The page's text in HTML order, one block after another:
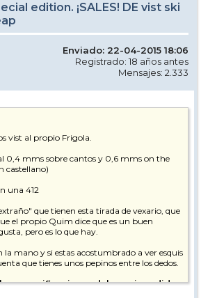
edition. ¡SALES! DE vist ski
Enviado: 22-04-2015 18:06
Registrado: 18 años antes
Mensajes: 2.333
vist al propio Frigola.
0,4 mms sobre cantos y 0,6 mms on the
castellano)
una 412
que tienen esta tirada de vexario, que
el propio Quim dice que es un buen
pero es lo que hay.
la mano y si estas acostumbrado a ver esquis
que tienes unos pepinos entre los dedos.
especificaciones del esqui, medidas,